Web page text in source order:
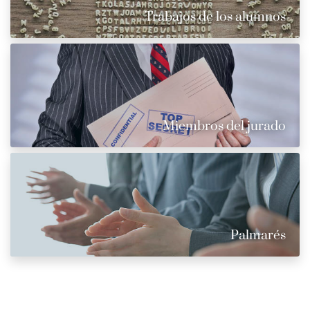
Trabajos de los alumnos
Miembros del jurado
Palmarés